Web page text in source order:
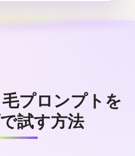
プロンプトを
試す方法